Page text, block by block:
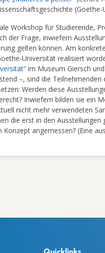
Workshop für Studierende,
der Frage, inwiefern
gelten können. Am
Universität realisiert
im Museum Giersch
–, sind die
Werden diese
Inwiefern bilden sie ein
nicht mehr verwendeten
die erst in den
Konzept angemessen? (Eine